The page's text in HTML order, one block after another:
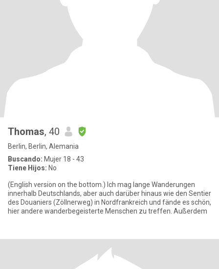
Thomas, 40
Berlin, Berlin, Alemania
Buscando: Mujer 18 - 43
Tiene Hijos: No
(English version on the bottom.) Ich mag lange Wanderungen
innerhalb Deutschlands, aber auch darüber hinaus wie den Sentier
des Douaniers (Zöllnerweg) in Nordfrankreich und fände es schön,
hier andere wanderbegeisterte Menschen zu treffen. Außerdem